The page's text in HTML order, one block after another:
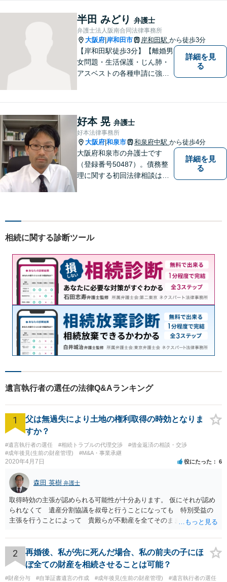
てもらうように、どうぞお気
軽にご相談ください。
半田 みどり 弁護士
弁護士法人阪南合同法律事務所
大阪府 岸和田市 岸和田駅 から徒歩3分
【岸和田駅徒歩3分】【離婚男
女問題・生活保護・じん肺・
アスベストの各種申請に強
す。お困りごとがあれば、お
気軽にご相談ください。
詳細を見
る
好本 晃 弁護士
好本法律事務所
大阪府 和泉市 和泉府中駅 から徒歩4分
大阪府和泉市の弁護士です
（登録番号50487）。債務整
理に関する初回法律相談は無
詳細を見
る
相続に関する診断ツール
遺言執行者の選任の法律Q&Aランキング
1
父は無過失により土地の権利取得の時効となりま
すか？
#遺言執行者の選任 #相続トラブルの代理交渉
#借金返済の相談・交渉
#成年後見(生前の財産管理)
#M&A・事業承継
2020年4月7日 役にたった 6
森田 英樹 弁護士
取得時効の主張が認められる可能性が十分あります。 仮にそれが認め
られなくて 遺産分割協議を叔母と行うことになっても 特別受益の
主張を行うことによって 貴殿らが不動産を全てそのまま取得できる
2
再婚後、私が先に死んだ場合、私の前夫の子にほ
ぼ全ての財産を相続させることは可能？
#財産分与 #自筆証書遺言の作成 #成年後見(生前の財産管理) #遺言執行者の選任